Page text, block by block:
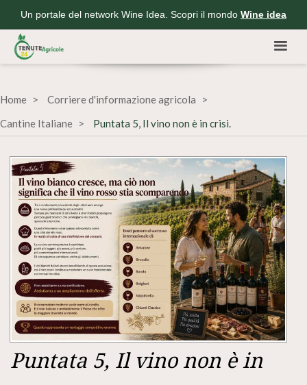
Un portale del network Wine Idea. Scopri il mondo Wine idea
Home
Corriere d'informazione agricola
Cantine Italiane
Puntata 5, Il vino non è in crisi.
Puntata 5, Il vino non è in